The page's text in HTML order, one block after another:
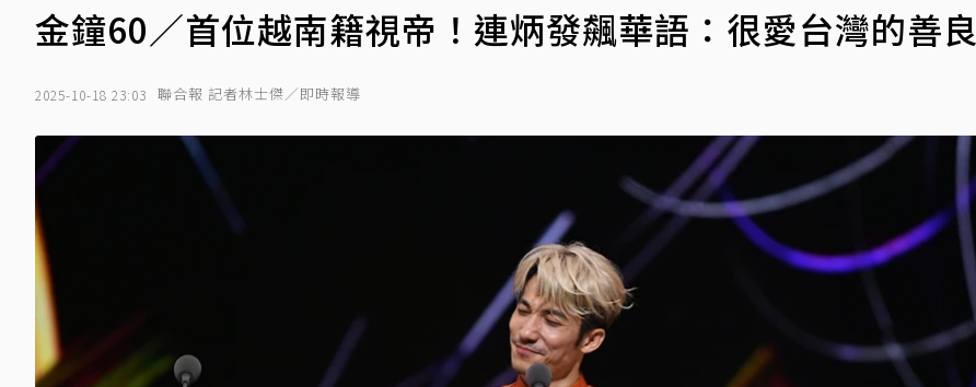
金鐘60／首位越南籍視帝！連炳發飆華語：很愛台灣的善良
2025-10-18 23:03 聯合報 記者林士傑／即時報導